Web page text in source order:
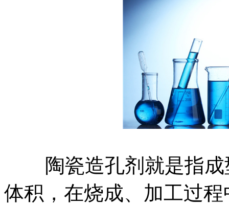
陶瓷造孔剂就是指成
体积，在烧成、加工过